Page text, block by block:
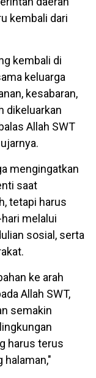
kembali dari
kembali di
keluarga
kesabaran,
dikeluarkan
Allah SWT
mengingatkan
saat
tetapi harus
melalui
sosial, serta
ke arah
Allah SWT,
semakin
harus terus
halaman,"